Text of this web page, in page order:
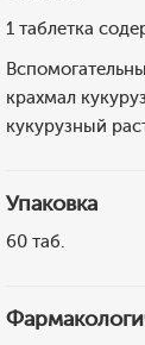
1 таблетка
крахмал
кукурузный
Упаковка
60 таб.